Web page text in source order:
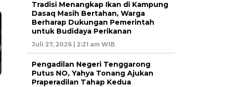
Tradisi Menangkap Ikan di Kampung
Dasaq Masih Bertahan, Warga
Berharap Dukungan Pemerintah
untuk Budidaya Perikanan
Juli 27, 2026 | 2:21 am WIB
Pengadilan Negeri Tenggarong
Putus NO, Yahya Tonang Ajukan
Praperadilan Tahap Kedua